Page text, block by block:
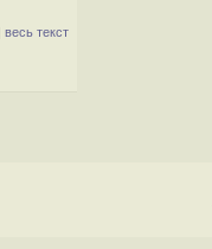
весь текст